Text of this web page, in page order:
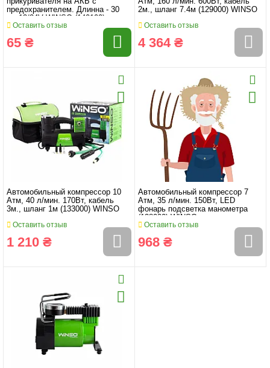
предохранителем. Длинна - 30
см 12/24V WINSO (140100)
Оставить отзыв
65 ₴
2м., шланг 7.4м (129000) WINSO
Оставить отзыв
4 364 ₴
Автомобильный компрессор 10
Атм, 40 л/мин. 170Вт, кабель
3м., шланг 1м (133000) WINSO
Оставить отзыв
1 210 ₴
Автомобильный компрессор 7
Атм, 35 л/мин. 150Вт, LED
фонарь подсветка манометра
(128000) WINSO
Оставить отзыв
968 ₴